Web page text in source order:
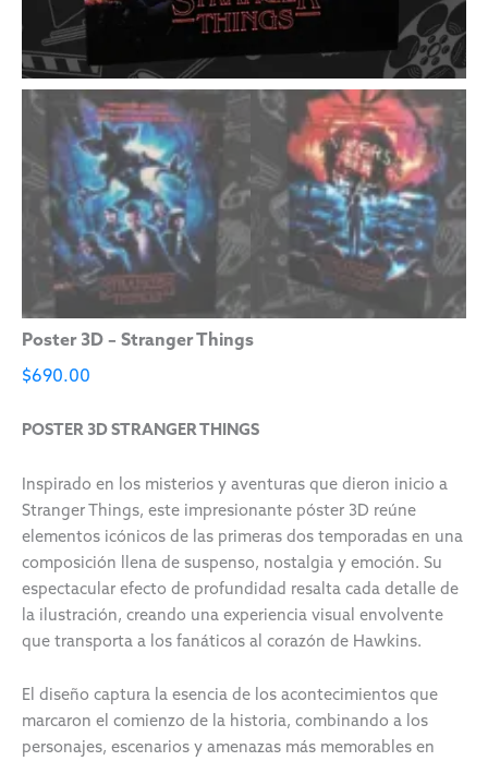
Poster 3D – Stranger Things
$690.00
POSTER 3D STRANGER THINGS
Inspirado en los misterios y aventuras que dieron inicio a
Stranger Things, este impresionante póster 3D reúne
elementos icónicos de las primeras dos temporadas en una
composición llena de suspenso, nostalgia y emoción. Su
espectacular efecto de profundidad resalta cada detalle de
la ilustración, creando una experiencia visual envolvente
que transporta a los fanáticos al corazón de Hawkins.
El diseño captura la esencia de los acontecimientos que
marcaron el comienzo de la historia, combinando a los
personajes, escenarios y amenazas más memorables en